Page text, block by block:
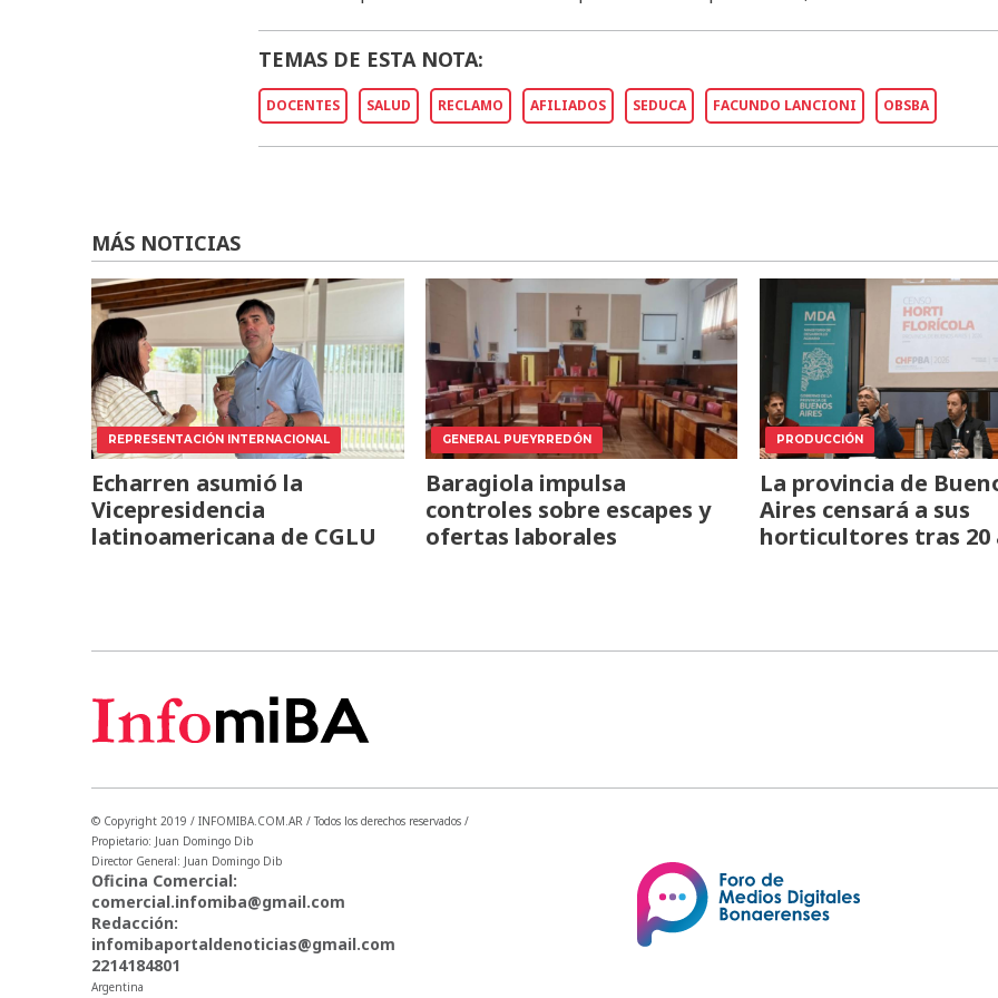
TEMAS DE ESTA NOTA:
DOCENTES SALUD RECLAMO AFILIADOS SEDUCA FACUNDO LANCIONI OBSBA
MÁS NOTICIAS
REPRESENTACIÓN INTERNACIONAL
Echarren asumió la
Vicepresidencia
latinoamericana de CGLU
GENERAL PUEYRREDÓN
Baragiola impulsa
controles sobre escapes y
ofertas laborales
PRODUCCIÓN
La provincia de
Aires censará a sus
horticultores tras 20
© Copyright 2019 / INFOMIBA.COM.AR / Todos los derechos reservados /
Propietario: Juan Domingo Dib
Director General: Juan Domingo Dib
Oficina Comercial:
comercial.infomiba@gmail.com
Redacción:
infomibaportaldenoticias@gmail.com
2214184801
Argentina